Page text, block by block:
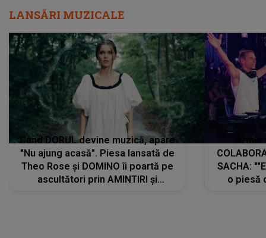
LANSĂRI MUZICALE
Când DORUL devine muzică, apare
"Nu ajung acasă". Piesa lansată de
Theo Rose și DOMINO îi poartă pe
ascultători prin AMINTIRI și
SACHA:
o piesă